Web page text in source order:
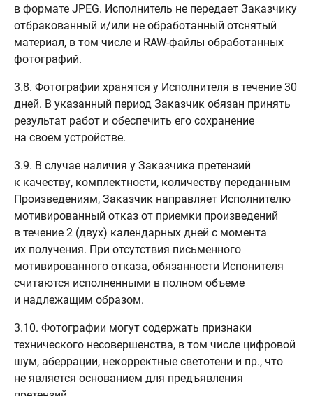
в формате JPEG. Исполнитель не передает Заказчику
отбракованный и/или не обработанный отснятый
материал, в том числе и RAW-файлы обработанных
фотографий.
3.8. Фотографии хранятся у Исполнителя в течение 30
дней. В указанный период Заказчик обязан принять
результат работ и обеспечить его сохранение
на своем устройстве.
3.9. В случае наличия у Заказчика претензий
к качеству, комплектности, количеству переданным
Произведениям, Заказчик направляет Исполнителю
мотивированный отказ от приемки произведений
в течение 2 (двух) календарных дней с момента
их получения. При отсутствия письменного
мотивированного отказа, обязанности Испонителя
считаются исполненными в полном объеме
и надлежащим образом.
3.10. Фотографии могут содержать признаки
технического несовершенства, в том числе цифровой
шум, аберрации, некорректные светотени и пр., что
не является основанием для предъявления